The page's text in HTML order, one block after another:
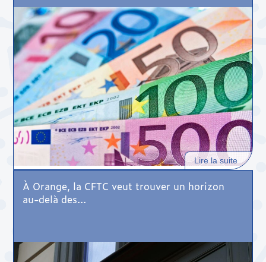
Lire la suite
À Orange, la CFTC veut trouver un horizon
au-delà des...